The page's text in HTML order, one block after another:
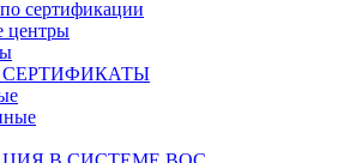
сертификации
центры